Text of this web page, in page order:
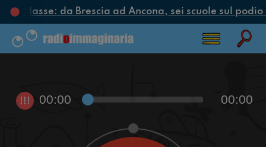
di classe: da Brescia ad Ancona, sei scuole sul
!!! 00:00 00:00